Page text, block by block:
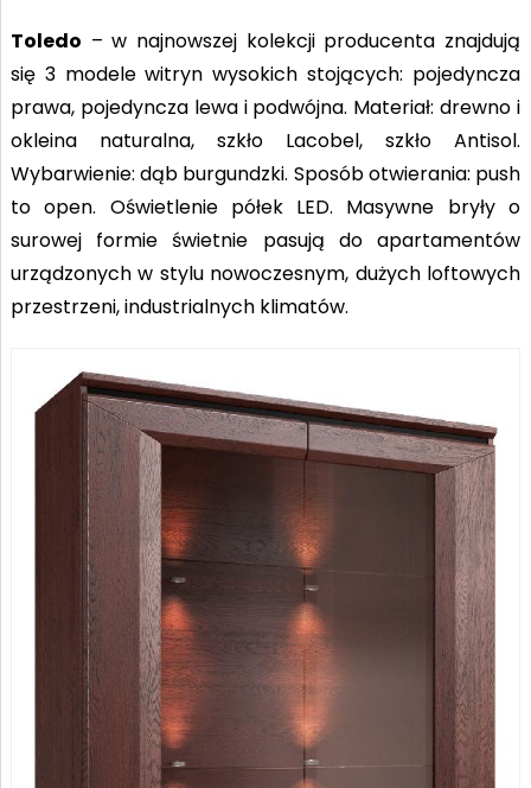
Toledo – w najnowszej kolekcji producenta znajdują
się 3 modele witryn wysokich stojących: pojedyncza
prawa, pojedyncza lewa i podwójna. Materiał: drewno i
okleina naturalna, szkło Lacobel, szkło Antisol.
Wybarwienie: dąb burgundzki. Sposób otwierania: push
to open. Oświetlenie półek LED. Masywne bryły o
surowej formie świetnie pasują do apartamentów
urządzonych w stylu nowoczesnym, dużych loftowych
przestrzeni, industrialnych klimatów.